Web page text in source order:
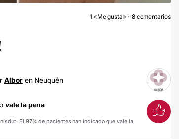
AUMENTO MAMAS
1 «Me gusta» 8 comentarios
Albor en Neuquén
vale la pena
El 97% de pacientes han indicado que vale la